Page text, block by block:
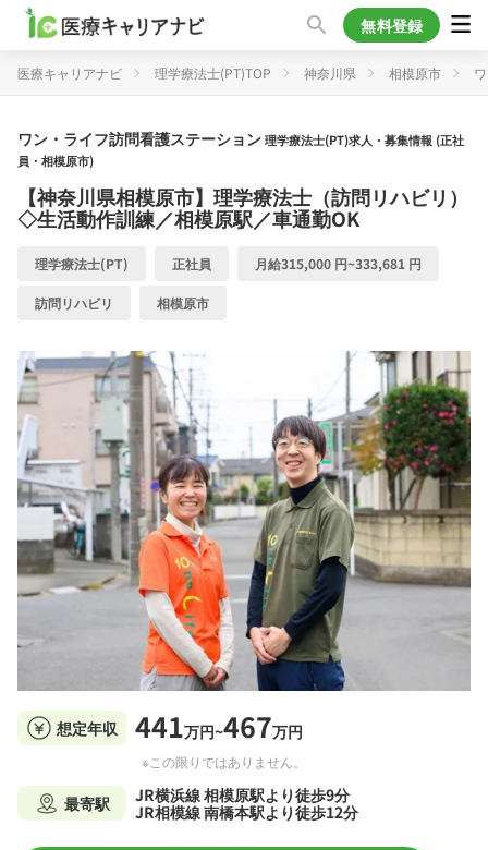
無料登録
医療キャリアナビ 理学療法士(PT)TOP 神奈川県 相模原市
ワン・ライフ訪問看護ステーション理学療法士(PT)求人・募集情報 (正社
員・相模原市)
【神奈川県相模原市】理学療法士（訪問リハビリ）
◇生活動作訓練／相模原駅／車通勤OK
理学療法士(PT) 正社員 月給315,000 円~333,681 円
訪問リハビリ 相模原市
想定年収 441万円~467万円
※この限りではありません。
最寄駅
JR横浜線 相模原駅より徒歩9分
JR相模線 南橋本駅より徒歩12分